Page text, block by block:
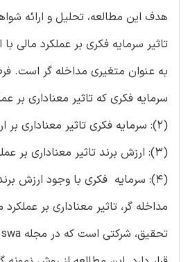
هدف این مطالعه، تحلیل و ارائه
تاثیر سرمایه فکری بر عملکرد مالی
سرمایه فکری که تاثیر معناداری بر
(2): سرمایه فکری تاثیر معناداری
(3): ارزش برند تاثیر معناداری بر
(4): سرمایه فکری با وجود ارزش
مداخله گر، تاثیر معناداری بر